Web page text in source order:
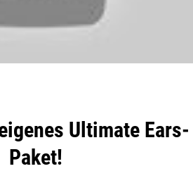
Ultimate Ears-
Paket!